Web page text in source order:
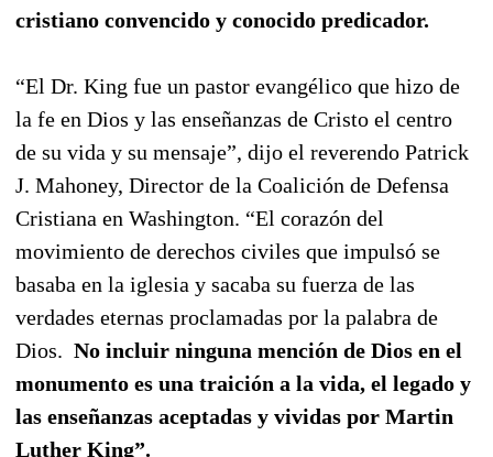
cristiano convencido y conocido predicador.
“El Dr. King fue un pastor evangélico que hizo de
la fe en Dios y las enseñanzas de Cristo el centro
de su vida y su mensaje”, dijo el reverendo Patrick
J. Mahoney, Director de la Coalición de Defensa
Cristiana en Washington. “El corazón del
movimiento de derechos civiles que impulsó se
basaba en la iglesia y sacaba su fuerza de las
verdades eternas proclamadas por la palabra de
Dios. No incluir ninguna mención de Dios en el
monumento es una traición a la vida, el legado y
las enseñanzas aceptadas y vividas por Martin
Luther King”.